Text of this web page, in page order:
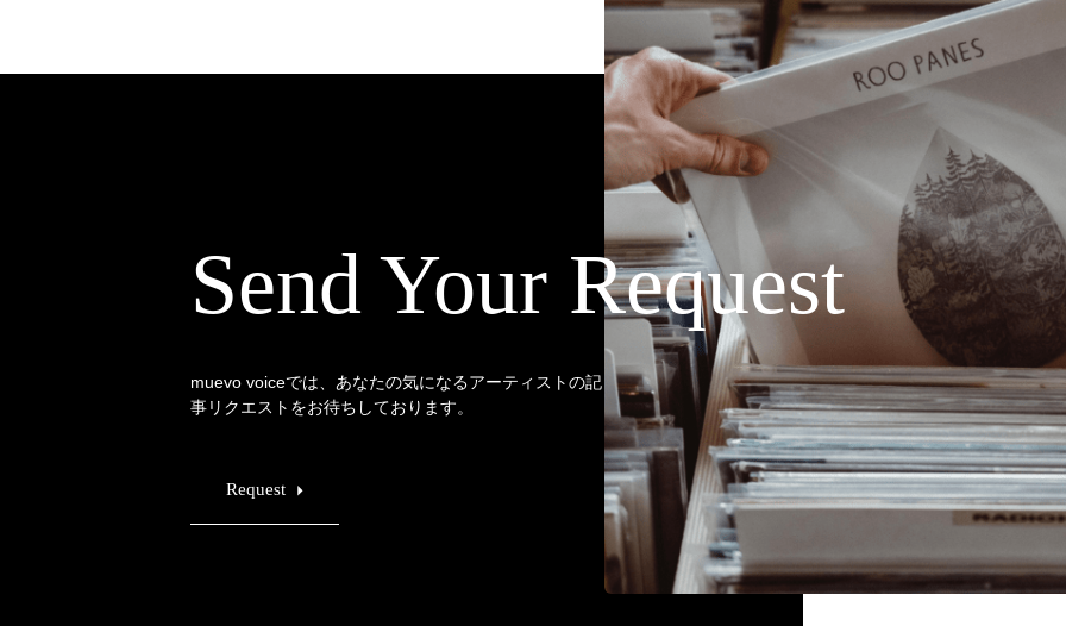
Send Your Request
muevo voiceでは、あなたの気になるアーティストの記
事リクエストをお待ちしております。
Request